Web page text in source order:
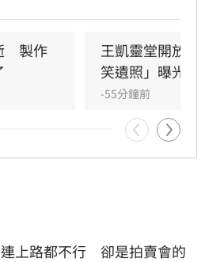
瓈寬展現義氣，主動承擔治
留守，陪伴王凱走完人生
兄弟情誼與邱瓈寬的溫暖
臨驟變時最堅強的後盾，各
　製作
王凱靈堂開放
笑遺照」曝光
-55分鐘前
連上路都不行　卻是拍賣會的